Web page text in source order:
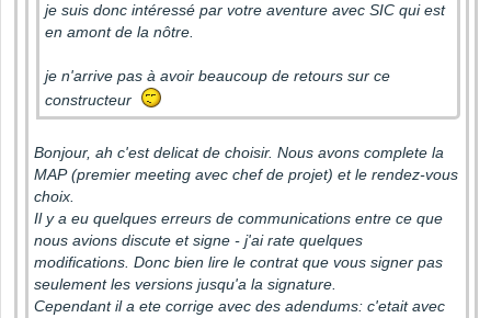
je suis donc intéressé par votre aventure avec SIC qui est
en amont de la nôtre.
je n'arrive pas à avoir beaucoup de retours sur ce
constructeur
Bonjour, ah c'est delicat de choisir. Nous avons complete la
MAP (premier meeting avec chef de projet) et le rendez-vous
choix.
Il y a eu quelques erreurs de communications entre ce que
nous avions discute et signe - j'ai rate quelques
modifications. Donc bien lire le contrat que vous signer pas
seulement les versions jusqu'a la signature.
Cependant il a ete corrige avec des adendums: c'etait avec